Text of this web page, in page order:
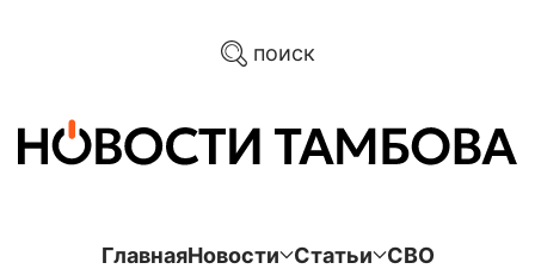
поиск
ГлавнаяНовости Статьи СВО